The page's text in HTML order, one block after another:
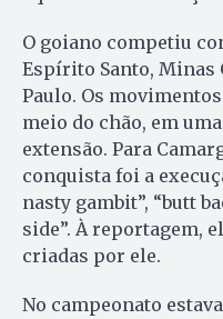
O goiano competiu
Espírito Santo, Minas
Paulo. Os
meio do chão, em
extensão. Para
conquista foi a
nasty gambit”, “butt
side”. À reportagem,
criadas por ele.
No campeonato